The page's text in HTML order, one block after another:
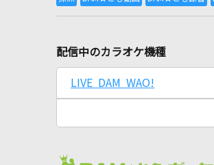
配信中のカラオケ機種
LIVE DAM WAO!